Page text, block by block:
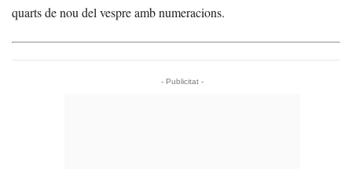
quarts de nou del vespre amb numeracions.
- Publicitat -